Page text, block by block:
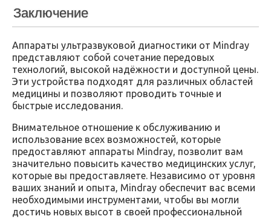
Заключение
Аппараты ультразвуковой диагностики от Mindray
представляют собой сочетание передовых
технологий, высокой надёжности и доступной цены.
Эти устройства подходят для различных областей
медицины и позволяют проводить точные и
быстрые исследования.
Внимательное отношение к обслуживанию и
использование всех возможностей, которые
предоставляют аппараты Mindray, позволит вам
значительно повысить качество медицинских услуг,
которые вы предоставляете. Независимо от уровня
ваших знаний и опыта, Mindray обеспечит вас всеми
необходимыми инструментами, чтобы вы могли
достичь новых высот в своей профессиональной